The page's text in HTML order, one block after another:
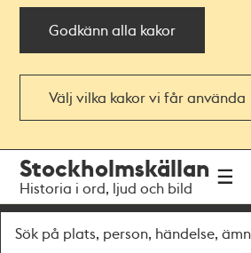
Godkänn alla kakor
Välj vilka kakor vi får använda
navigationen
huvudinnehållet
Stockholmskällan
Historia i ord, ljud och bild